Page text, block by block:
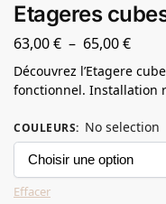
Etageres
63,00€ – 65,00€
Découvrez l’Etagere
fonctionnel. Installation
COULEURS: No selection
Effacer